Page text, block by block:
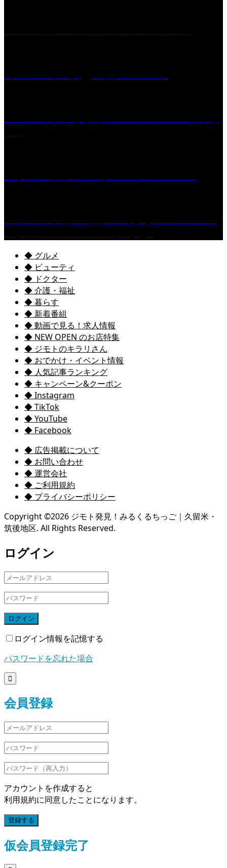
◆ グルメ
◆ ビューティ
◆ ドクター
◆ 介護・福祉
◆ 暮らす
◆ 新着番組
◆ 動画で見る！求人情報
◆ NEW OPEN のお店特集
◆ ジモトのキラリさん
◆ おでかけ・イベント情報
◆ 人気記事ランキング
◆ キャンペーン&クーポン
◆ Instagram
◆ TikTok
◆ YouTube
◆ Facebook
◆ 広告掲載について
◆ お問い合わせ
◆ 運営会社
◆ ご利用規約
◆ プライバシーポリシー
Copyright ©2026 ジモト発見！みるくるちっご｜久留米・
筑後地区. All Rights Reserved.
ログイン
ログイン
ログイン情報を記憶する
パスワードを忘れた場合

会員登録
アカウントを作成すると
利用規約に同意したことになります。
登録する
仮会員登録完了